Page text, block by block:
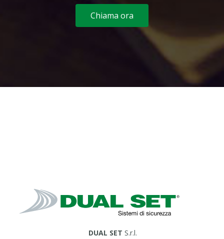
Chiama ora
DUAL SET S.r.l.